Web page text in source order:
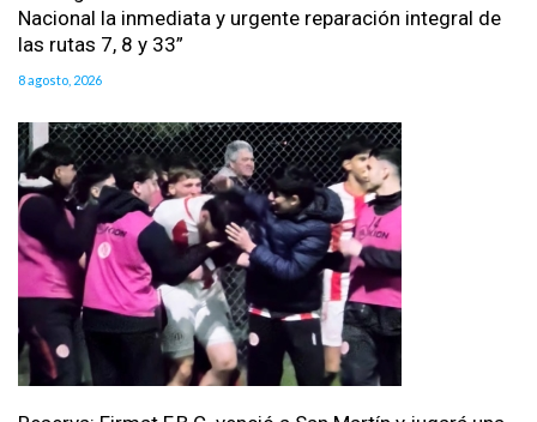
Nacional la inmediata y urgente reparación integral de
las rutas 7, 8 y 33”
8 agosto, 2026